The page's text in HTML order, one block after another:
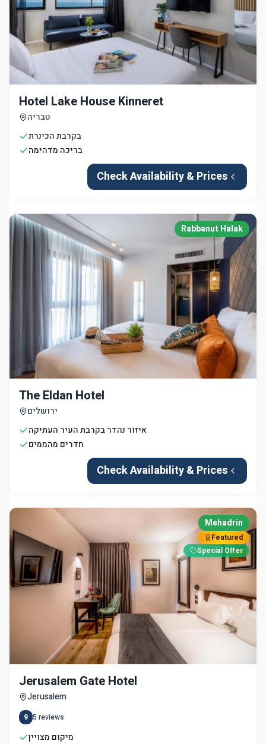
Hotel Lake House Kinneret
טבריה
בקרבת הכינרת
בריכה מדהימה
Check Availability & Prices
Rabbanut Halak
The Eldan Hotel
ירושלים
איזור נהדר בקרבת העיר העתיקה
חדרים מהממים
Check Availability & Prices
Mehadrin
Featured
Special Offer
Jerusalem Gate Hotel
Jerusalem
9 5 reviews
מיקום מצויין